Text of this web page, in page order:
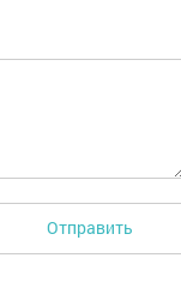
Отправить